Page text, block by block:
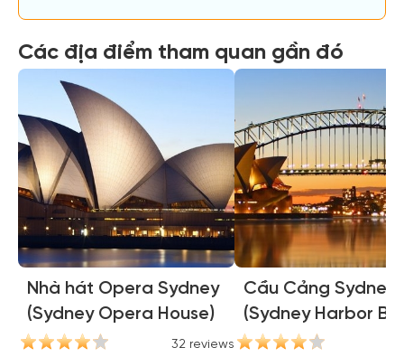
Các địa điểm tham quan gần đó
Nhà hát Opera Sydney
(Sydney Opera House)
32 reviews
Cầu Cảng Sydney
(Sydney Harbor